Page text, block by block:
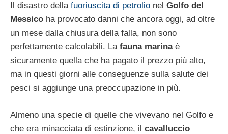
Il disastro della fuoriuscita di petrolio nel Golfo del
Messico ha provocato danni che ancora oggi, ad oltre
un mese dalla chiusura della falla, non sono
perfettamente calcolabili. La fauna marinaè
sicuramente quella che ha pagato il prezzo più alto,
ma in questi giorni alle conseguenze sulla salute dei
pesci si aggiunge una preoccupazione in più.
Almeno una specie di quelle che vivevano nel Golfo e
che era minacciata di estinzione, il cavalluccio